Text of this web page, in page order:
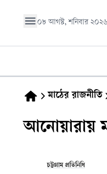
০৮ আগস্ট, শনিবার ২০২৬
মাঠের রাজনীতি
আনোয়ারায়
চট্টগ্রাম প্রতিনিধি